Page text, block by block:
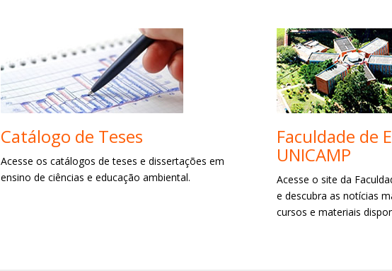
Catálogo de Teses
Acesse os catálogos de teses e dissertações em
ensino de ciências e educação ambiental.
Faculdade de
UNICAMP
Acesse o site da
e descubra as notícias
cursos e materiais